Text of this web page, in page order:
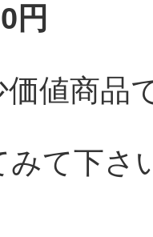
円
値商品
みて下さ